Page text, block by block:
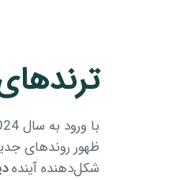
با ورود به سال 2024، چشم‌انداز
ظهور روندهای
شکل‌دهنده آینده